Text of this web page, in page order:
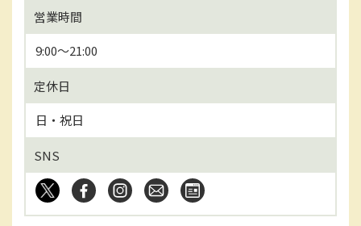
営業時間
9:00〜21:00
定休日
日・祝日
SNS